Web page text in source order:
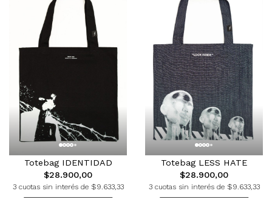
Totebag IDENTIDAD
$28.900,00
3 cuotas sin interés de $9.633,33
Totebag LESS HATE
$28.900,00
3 cuotas sin interés de $9.633,33